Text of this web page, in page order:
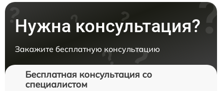
Нужна консультация?
Закажите бесплатную консультацию
Бесплатная консультация со
специалистом